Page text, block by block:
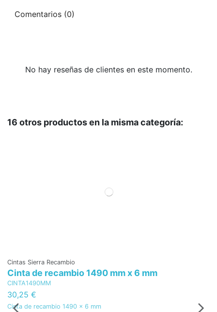
Comentarios (0)
No hay reseñas de clientes en este momento.
16 otros productos en la misma categoría:
Cintas Sierra Recambio
Cinta de recambio 1490 mm x 6 mm
CINTA1490MM
30,25 €
Cinta de recambio 1490 x 6 mm